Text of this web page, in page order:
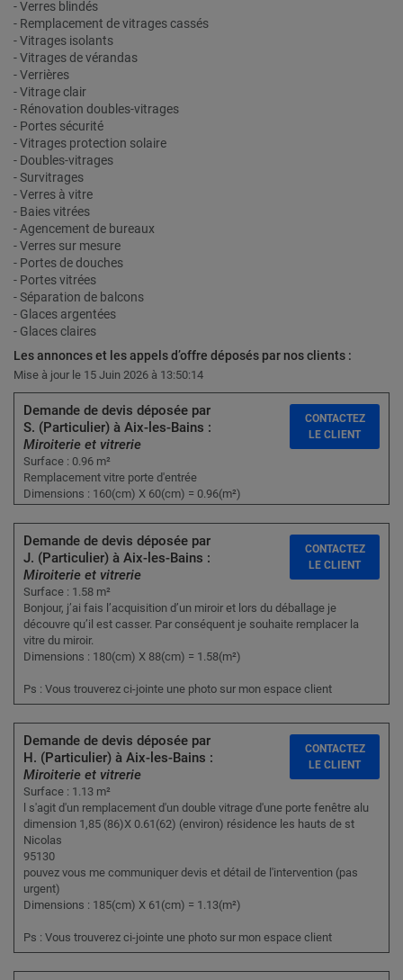
- Verres blindés
- Remplacement de vitrages cassés
- Vitrages isolants
- Vitrages de vérandas
- Verrières
- Vitrage clair
- Rénovation doubles-vitrages
- Portes sécurité
- Vitrages protection solaire
- Doubles-vitrages
- Survitrages
- Verres à vitre
- Baies vitrées
- Agencement de bureaux
- Verres sur mesure
- Portes de douches
- Portes vitrées
- Séparation de balcons
- Glaces argentées
- Glaces claires
Les annonces et les appels d’offre déposés par nos clients :
Mise à jour le 15 Juin 2026 à 13:50:14
Demande de devis déposée par
S. (Particulier) à Aix-les-Bains :
Miroiterie et vitrerie
Surface : 0.96 m²
Remplacement vitre porte d'entrée
Dimensions : 160(cm) X 60(cm) = 0.96(m²)
CONTACTEZ
LE CLIENT
Demande de devis déposée par
J. (Particulier) à Aix-les-Bains :
Miroiterie et vitrerie
Surface : 1.58 m²
Bonjour, j’ai fais l’acquisition d’un miroir et lors du déballage je
découvre qu’il est casser. Par conséquent je souhaite remplacer la
vitre du miroir.
Dimensions : 180(cm) X 88(cm) = 1.58(m²)
Ps : Vous trouverez ci-jointe une photo sur mon espace client
CONTACTEZ
LE CLIENT
Demande de devis déposée par
H. (Particulier) à Aix-les-Bains :
Miroiterie et vitrerie
Surface : 1.13 m²
l s'agit d'un remplacement d'un double vitrage d'une porte fenêtre alu
dimension 1,85 (86)X 0.61(62) (environ) résidence les hauts de st
Nicolas
95130
pouvez vous me communiquer devis et détail de l'intervention (pas
urgent)
Dimensions : 185(cm) X 61(cm) = 1.13(m²)
Ps : Vous trouverez ci-jointe une photo sur mon espace client
CONTACTEZ
LE CLIENT